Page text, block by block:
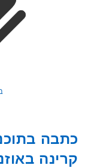
בדים
בתוכנית
באוזניות